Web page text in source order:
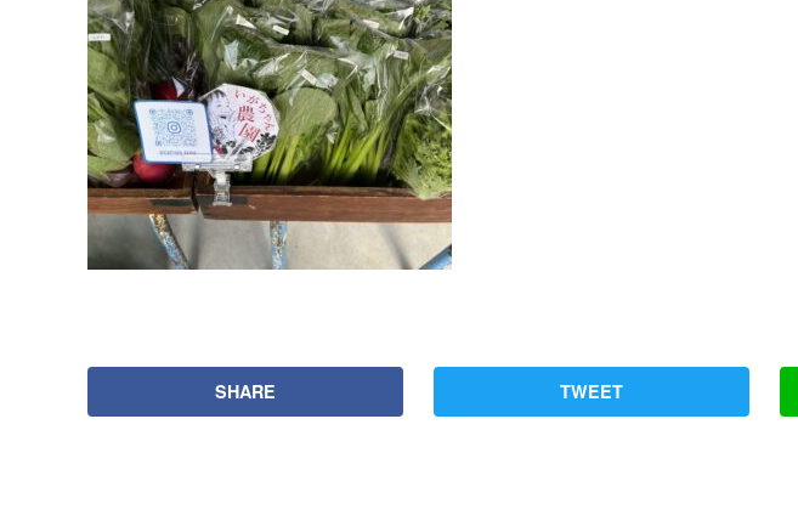
SHARE TWEET